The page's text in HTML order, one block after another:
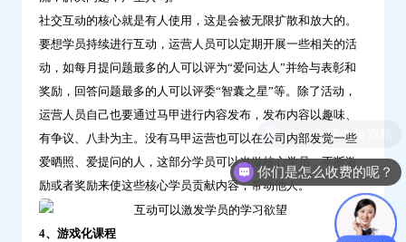
社交互动的核心就是有人使用，这是会被无限扩散和放大的。
要想学员持续进行互动，运营人员可以定期开展一些相关的活
动，如每月提问题最多的人可以评为“爱问达人”并给与表彰和
奖励，回答问题最多的人可以评委“智囊之星”等。除了活动，
运营人员自己也要通过马甲进行内容发布，发布内容以趣味、
有争议、八卦为主。没有马甲运营也可以在公司内部发觉一些
爱晒照、爱提问的人，这部分学员可以当做核心学员，不断激
励或者奖励来使这些核心学员贡献内容，带动他人。
4、游戏化课程
申请免费体验资格
你们是怎么收费的呢？